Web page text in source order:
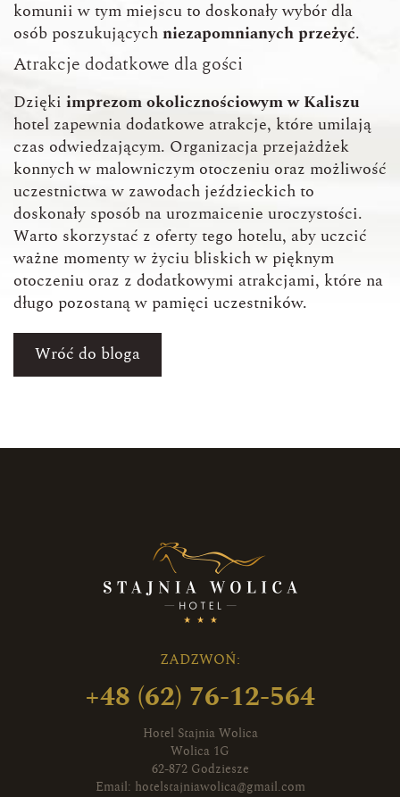
komunii w tym miejscu to doskonały wybór dla
osób poszukujących niezapomnianych przeżyć.
Atrakcje dodatkowe dla gości
Dzięki imprezom okolicznościowym w Kaliszu
hotel zapewnia dodatkowe atrakcje, które umilają
czas odwiedzającym. Organizacja przejażdżek
konnych w malowniczym otoczeniu oraz możliwość
uczestnictwa w zawodach jeździeckich to
doskonały sposób na urozmaicenie uroczystości.
Warto skorzystać z oferty tego hotelu, aby uczcić
ważne momenty w życiu bliskich w pięknym
otoczeniu oraz z dodatkowymi atrakcjami, które na
długo pozostaną w pamięci uczestników.
Wróć do bloga
ZADZWOŃ:
+48 (62) 76-12-564
Hotel Stajnia Wolica
Wolica 1G
62-872 Godziesze
Email: hotelstajniawolica@gmail.com